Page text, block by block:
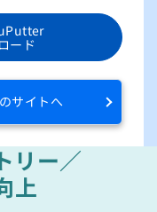
ード
サイトへ
リー／
上